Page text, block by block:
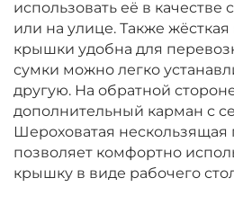
использовать её в качестве
или на улице. Также жёсткая
крышки удобна для
сумки можно легко
другую. На обратной
дополнительный карман с
Шероховатая нескользящая
позволяет комфортно
крышку в виде рабочего